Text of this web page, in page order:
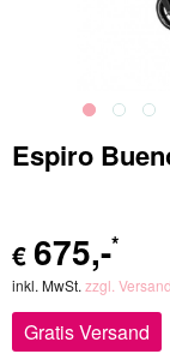
Espiro
€ 675,-*
inkl. MwSt. zzgl.
Gratis Versand